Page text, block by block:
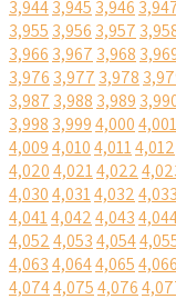
3,9443,945 3,946
3,955 3,956 3,957
3,966 3,967 3,968
3,976 3,977 3,978
3,987 3,988 3,989
3,998 3,9994,0004,001
4,0094,0104,0114,012
4,0204,0214,022
4,0304,0314,0324,033
4,0414,0424,043
4,0524,0534,054
4,0634,0644,0654,066
4,0744,0754,076